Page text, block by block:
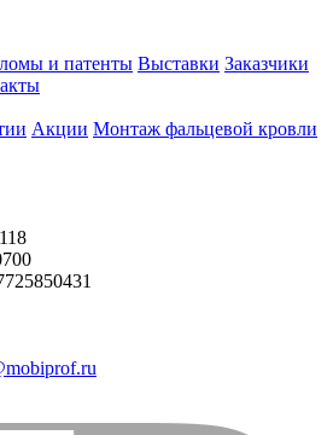
и патенты Выставки Заказчики
Акции Монтаж фальцевой кровли